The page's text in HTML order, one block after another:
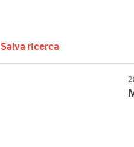
Salva ricerca